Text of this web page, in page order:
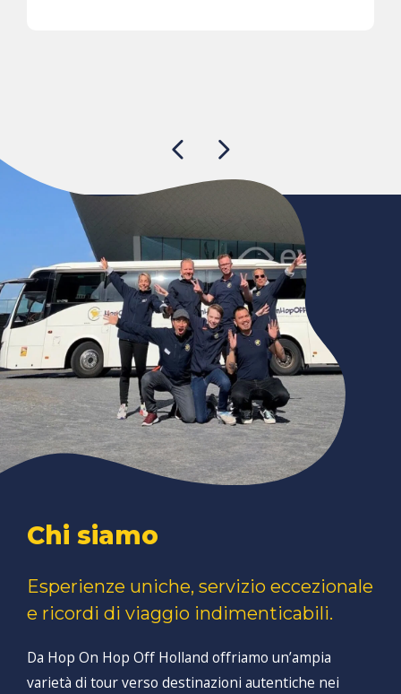
Chi siamo
Esperienze uniche, servizio eccezionale
e ricordi di viaggio indimenticabili.
Da Hop On Hop Off Holland offriamo un’ampia
varietà di tour verso destinazioni autentiche nei